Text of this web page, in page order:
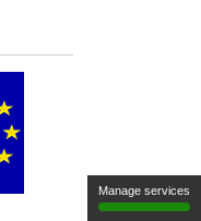
Manage services